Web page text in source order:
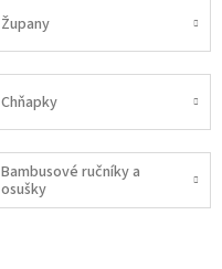
Župany
Chňapky
Bambusové ručníky a
osušky